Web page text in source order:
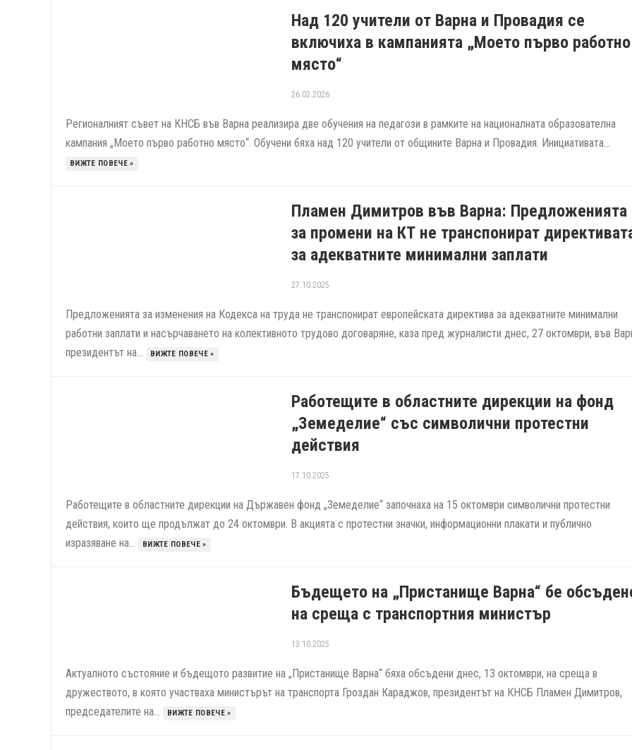
Над 120 учители от Варна и Провадия се
включиха в кампанията „Моето първо работно
място“
26.02.2026
Регионалният съвет на КНСБ във Варна реализира две обучения на педагози в рамките на националната образователна
кампания „Моето първо работно място“. Обучени бяха над 120 учители от общините Варна и Провадия. Инициативата...
ВИЖТЕ ПОВЕЧЕ »
Пламен Димитров във Варна: Предложенията
за промени на КТ не транспонират
за адекватните минимални заплати
27.10.2025
Предложенията за изменения на Кодекса на труда не транспонират европейската директива за адекватните минимални
работни заплати и насърчаването на колективното трудово договаряне, каза пред журналисти днес, 27 октомври, във
президентът на...
ВИЖТЕ ПОВЕЧЕ »
Работещите в областните дирекции на фонд
„Земеделие“ със символични протестни
действия
17.10.2025
Работещите в областните дирекции на Държавен фонд „Земеделие“ започнаха на 15 октомври символични протестни
действия, които ще продължат до 24 октомври. В акцията с протестни значки, информационни плакати и публично
изразяване на...
ВИЖТЕ ПОВЕЧЕ »
Бъдещето на „Пристанище Варна“ бе
на среща с транспортния министър
13.10.2025
Актуалното състояние и бъдещото развитие на „Пристанище Варна“ бяха обсъдени днес, 13 октомври, на среща в
дружеството, в която участваха министърът на транспорта Гроздан Караджов, президентът на КНСБ Пламен Димитров,
председателите на...
ВИЖТЕ ПОВЕЧЕ »